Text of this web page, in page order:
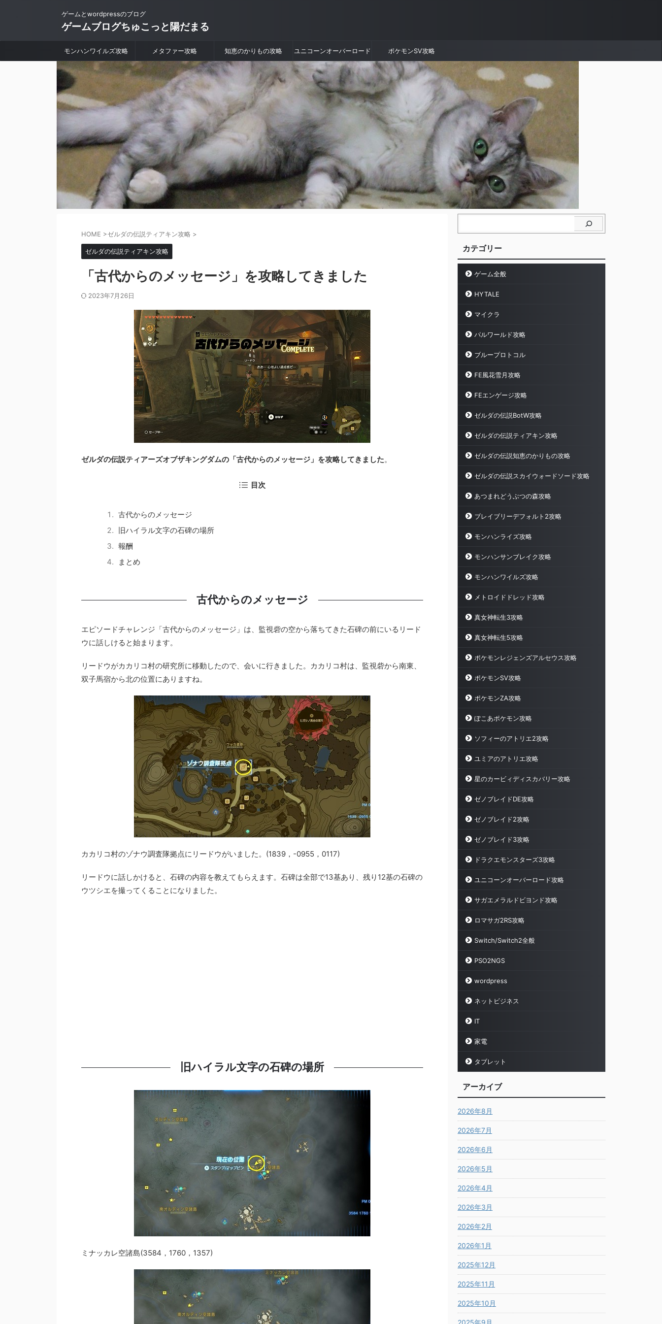
ゲームとwordpressのブログ
ゲームブログちゅこっと陽だまる
モンハンワイルズ攻略 メタファー攻略 知恵のかりもの攻略 ユニコーンオーバーロード ポケモンSV攻略
HOME >ゼルダの伝説ティアキン攻略 >
ゼルダの伝説ティアキン攻略
「古代からのメッセージ」を攻略してきました
2023年7月26日
ゼルダの伝説ティアーズオブザキングダムの「古代からのメッセージ」を攻略してきました。
目次
古代からのメッセージ
旧ハイラル文字の石碑の場所
報酬
まとめ
古代からのメッセージ
エピソードチャレンジ「古代からのメッセージ」は、監視砦の空から落ちてきた石碑の前にいるリード
ウに話しけると始まります。
リードウがカカリコ村の研究所に移動したので、会いに行きました。カカリコ村は、監視砦から南東、
双子馬宿から北の位置にありますね。
カカリコ村のゾナウ調査隊拠点にリードウがいました。(1839，-0955，0117)
リードウに話しかけると、石碑の内容を教えてもらえます。石碑は全部で13基あり、残り12基の石碑の
ウツシエを撮ってくることになりました。
旧ハイラル文字の石碑の場所
ミナッカレ空諸島(3584，1760，1357)
カテゴリー
ゲーム全般
HYTALE
マイクラ
パルワールド攻略
ブループロトコル
FE風花雪月攻略
FEエンゲージ攻略
ゼルダの伝説BotW攻略
ゼルダの伝説ティアキン攻略
ゼルダの伝説知恵のかりもの攻略
ゼルダの伝説スカイウォードソード攻略
あつまれどうぶつの森攻略
ブレイブリーデフォルト2攻略
モンハンライズ攻略
モンハンサンブレイク攻略
モンハンワイルズ攻略
メトロイドドレッド攻略
真女神転生3攻略
真女神転生5攻略
ポケモンレジェンズアルセウス攻略
ポケモンSV攻略
ポケモンZA攻略
ぽこあポケモン攻略
ソフィーのアトリエ2攻略
ユミアのアトリエ攻略
星のカービィディスカバリー攻略
ゼノブレイドDE攻略
ゼノブレイド2攻略
ゼノブレイド3攻略
ドラクエモンスターズ3攻略
ユニコーンオーバーロード攻略
サガエメラルドビヨンド攻略
ロマサガ2RS攻略
Switch/Switch2全般
PSO2NGS
wordpress
ネットビジネス
IT
家電
タブレット
アーカイブ
2026年8月
2026年7月
2026年6月
2026年5月
2026年4月
2026年3月
2026年2月
2026年1月
2025年12月
2025年11月
2025年10月
2025年9月